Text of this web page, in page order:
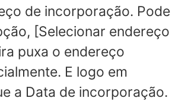
de incorporação. Pode
[Selecionar endereço
puxa o endereço
E logo em
a Data de incorporação.